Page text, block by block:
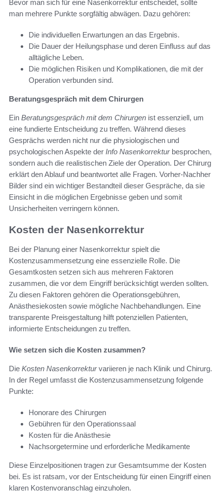
Bevor man sich für eine Nasenkorrektur entscheidet, sollte
man mehrere Punkte sorgfältig abwägen. Dazu gehören:
Die individuellen Erwartungen an das Ergebnis.
Die Dauer der Heilungsphase und deren Einfluss auf das
alltägliche Leben.
Die möglichen Risiken und Komplikationen, die mit der
Operation verbunden sind.
Beratungsgespräch mit dem Chirurgen
Ein Beratungsgespräch mit dem Chirurgen ist essenziell, um
eine fundierte Entscheidung zu treffen. Während dieses
Gesprächs werden nicht nur die physiologischen und
psychologischen Aspekte der Info Nasenkorrekturbesprochen,
sondern auch die realistischen Ziele der Operation. Der Chirurg
erklärt den Ablauf und beantwortet alle Fragen. Vorher-Nachher
Bilder sind ein wichtiger Bestandteil dieser Gespräche, da sie
Einsicht in die möglichen Ergebnisse geben und somit
Unsicherheiten verringern können.
Kosten der Nasenkorrektur
Bei der Planung einer Nasenkorrektur spielt die
Kostenzusammensetzung eine essenzielle Rolle. Die
Gesamtkosten setzen sich aus mehreren Faktoren
zusammen, die vor dem Eingriff berücksichtigt werden sollten.
Zu diesen Faktoren gehören die Operationsgebühren,
Anästhesiekosten sowie mögliche Nachbehandlungen. Eine
transparente Preisgestaltung hilft potenziellen Patienten,
informierte Entscheidungen zu treffen.
Wie setzen sich die Kosten zusammen?
Die Kosten Nasenkorrekturvariieren je nach Klinik und Chirurg.
In der Regel umfasst die Kostenzusammensetzung folgende
Punkte:
Honorare des Chirurgen
Gebühren für den Operationssaal
Kosten für die Anästhesie
Nachsorgetermine und erforderliche Medikamente
Diese Einzelpositionen tragen zur Gesamtsumme der Kosten
bei. Es ist ratsam, vor der Entscheidung für einen Eingriff einen
klaren Kostenvoranschlag einzuholen.